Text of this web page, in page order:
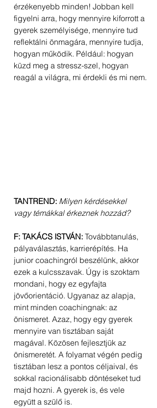
érzékenyebb minden! Jobban kell
figyelni arra, hogy mennyire kiforrott a
gyerek személyisége, mennyire tud
reflektálni önmagára, mennyire tudja,
hogyan működik. Például: hogyan
küzd meg a stressz-szel, hogyan
reagál a világra, mi érdekli és mi nem.
TANTREND: Milyen kérdésekkel
vagy témákkal érkeznek hozzád?
F: TAKÁCS ISTVÁN: Továbbtanulás,
pályaválasztás, karrierépítés. Ha
junior coachingról beszélünk, akkor
ezek a kulcsszavak. Úgy is szoktam
mondani, hogy ez egyfajta
jövőorientáció. Ugyanaz az alapja,
mint minden coachingnak: az
önismeret. Azaz, hogy egy gyerek
mennyire van tisztában saját
magával. Közösen fejlesztjük az
önismeretét. A folyamat végén pedig
tisztában lesz a pontos céljaival, és
sokkal racionálisabb döntéseket tud
majd hozni. A gyerek is, és vele
együtt a szülő is.